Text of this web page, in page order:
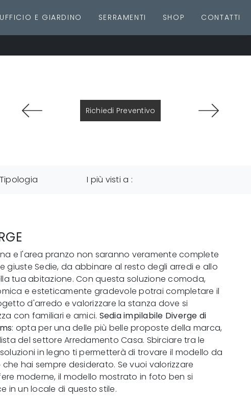
UFFICIO E GIARDINO SERRAMENTI SHOP CONTATTI
Richiedi Preventivo
Tipologia I più visti a :
e l'area pranzo non saranno veramente complete
giuste Sedie, da abbinare al resto degli arredi e allo
tua abitazione. Con questa soluzione comoda,
e esteticamente gradevole potrai completare il
d'arredo e valorizzare la stanza dove si
con familiari e amici. Sedia impilabile Diverge di
: opta per una delle più belle proposte della marca,
del settore Arredamento Casa. Sbirciare tra le
in legno ti permetterà di trovare il modello da
hai sempre desiderato. Se vuoi valorizzare
moderne, il modello mostrato in foto ben si
in un locale di questo stile.